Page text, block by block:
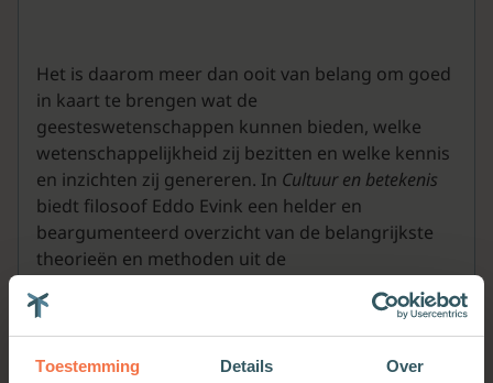
Toestemming Details Over
Het is daarom meer dan ooit van belang om goed
in kaart te brengen wat de
geesteswetenschappen kunnen bieden, welke
wetenschappelijkheid zij bezitten en welke kennis
en inzichten zij genereren. In Cultuur en betekenis
biedt filosoof Eddo Evink een helder en
beargumenteerd overzicht van de belangrijkste
theorieën en methoden uit de
aandacht voor hedendaagse perspectieven,
gender, postkolonialisme endigital humanities.